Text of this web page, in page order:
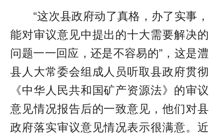
“这次县政府动了真格，办了实事，
能对审议意见中提出的十大需要解决的
问题一一回应，还是不容易的”，这是澧
县人大常委会组成人员听取县政府贯彻
《中华人民共和国矿产资源法》的审议
意见情况报告后的一致意见，他们对县
政府落实审议意见情况表示很满意。近